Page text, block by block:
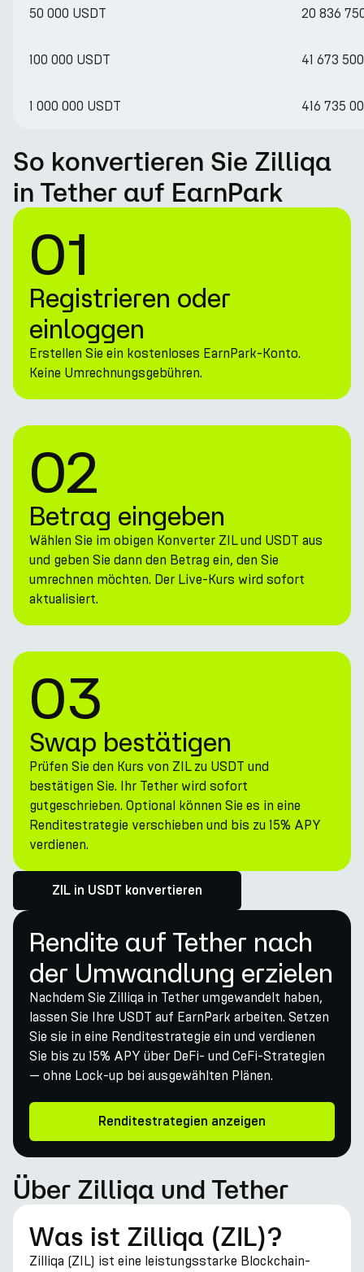
50 000 USDT 20 836
100 000 USDT 41 673
1 000 000 USDT 416 735
So konvertieren Sie Zilliqa
in Tether auf EarnPark
01
Registrieren oder
einloggen
Erstellen Sie ein kostenloses EarnPark-Konto.
Keine Umrechnungsgebühren.
02
Betrag eingeben
Wählen Sie im obigen Konverter ZIL und USDT aus
und geben Sie dann den Betrag ein, den Sie
umrechnen möchten. Der Live-Kurs wird sofort
aktualisiert.
03
Swap bestätigen
Prüfen Sie den Kurs von ZIL zu USDT und
bestätigen Sie. Ihr Tether wird sofort
gutgeschrieben. Optional können Sie es in eine
Renditestrategie verschieben und bis zu 15% APY
verdienen.
ZIL in USDT konvertieren
Rendite auf Tether nach
der Umwandlung erzielen
Nachdem Sie Zilliqa in Tether umgewandelt haben,
lassen Sie Ihre USDT auf EarnPark arbeiten. Setzen
Sie sie in eine Renditestrategie ein und verdienen
Sie bis zu 15% APY über DeFi- und CeFi-Strategien
— ohne Lock-up bei ausgewählten Plänen.
Renditestrategien anzeigen
Über Zilliqa und Tether
Was ist Zilliqa (ZIL)?
Zilliqa (ZIL) ist eine leistungsstarke Blockchain-